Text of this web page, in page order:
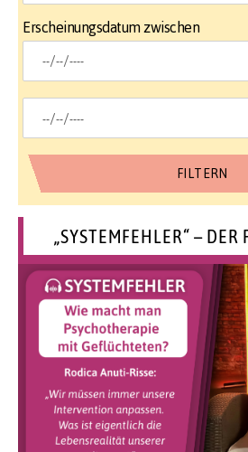
Erscheinungsdatum zwischen
„SYSTEMFEHLER“ –